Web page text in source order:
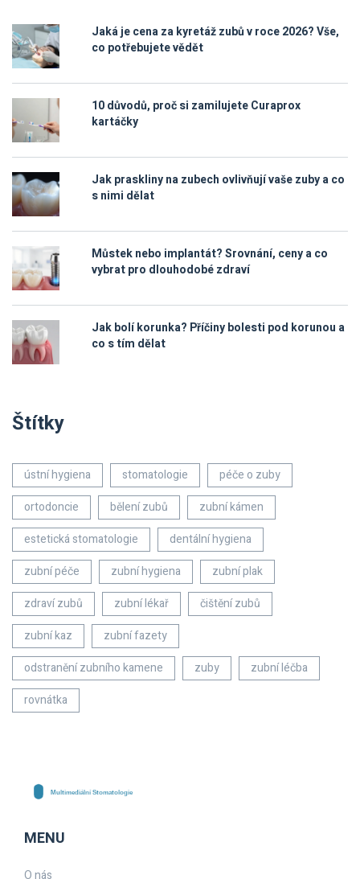
Jaká je cena za kyretáž zubů v roce 2026? Vše,
co potřebujete vědět
10 důvodů, proč si zamilujete Curaprox
kartáčky
Jak praskliny na zubech ovlivňují vaše zuby a co
s nimi dělat
Můstek nebo implantát? Srovnání, ceny a co
vybrat pro dlouhodobé zdraví
Jak bolí korunka? Příčiny bolesti pod korunou a
co s tím dělat
Štítky
ústní hygiena stomatologie
péče o zuby
ortodoncie
bělení zubů
zubní kámen
estetická stomatologie
dentální hygiena
zubní péče
zubní hygiena
zubní plak
zdraví zubů
zubní lékař
čištění zubů
zubní kaz
zubní fazety
odstranění zubního kamene
zuby
zubní léčba
rovnátka
MENU
O nás